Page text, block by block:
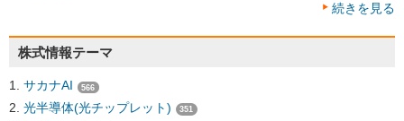
続きを見る
株式情報テーマ
サカナAI 566
光半導体(光チップレット) 351